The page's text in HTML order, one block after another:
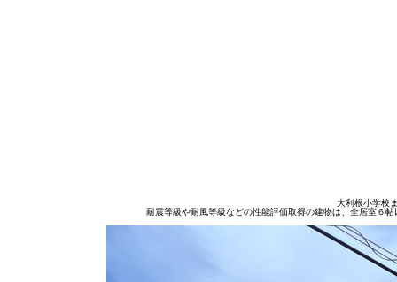
大利根小学校
耐震等級や耐風等級などの性能評価取得の建物は、全居室６